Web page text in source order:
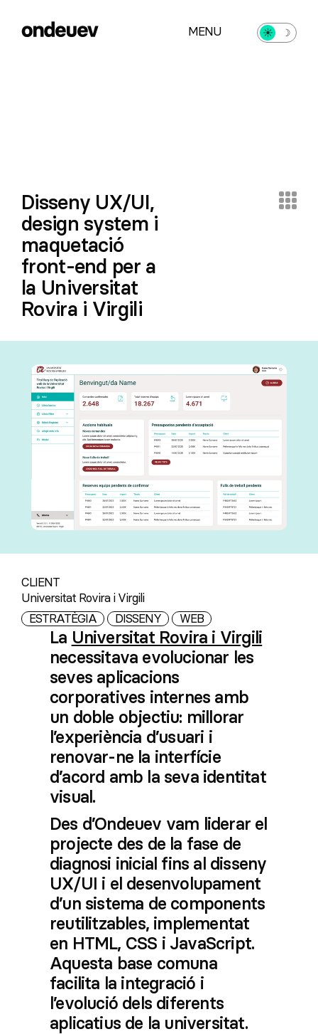
MENU ☀︎ ☽
Disseny UX/UI,
design system i
maquetació
front-end per a
la Universitat
Rovira i Virgili
CLIENT
Universitat Rovira i Virgili
ESTRATÈGIA
DISSENY WEB
La Universitat Rovira i Virgili
necessitava evolucionar les
seves aplicacions
corporatives internes amb
un doble objectiu: millorar
l’experiència d’usuari i
renovar-ne la interfície
d’acord amb la seva identitat
visual.
Des d’Ondeuev vam liderar el
projecte des de la fase de
diagnosi inicial fins al disseny
UX/UI i el desenvolupament
d’un sistema de components
reutilitzables, implementat
en HTML, CSS i JavaScript.
Aquesta base comuna
facilita la integració i
l’evolució dels diferents
aplicatius de la universitat.